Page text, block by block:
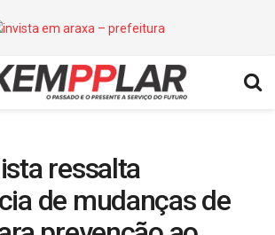
ressalta
de mudanças de